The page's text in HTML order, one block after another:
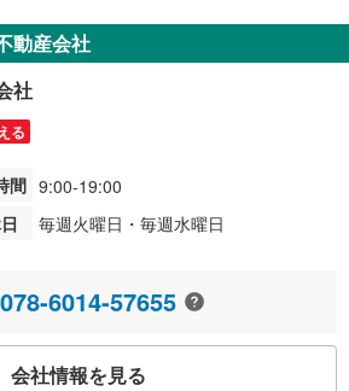
動産会社
社
る
間 9:00-19:00
毎週火曜日・毎週水曜日
6014-57655
会社情報を見る